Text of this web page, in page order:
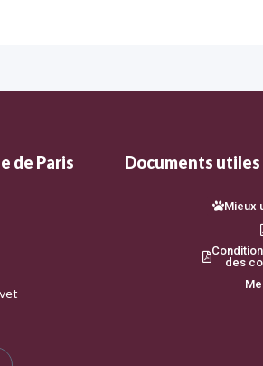
de Paris Documents utiles
Mieux
des